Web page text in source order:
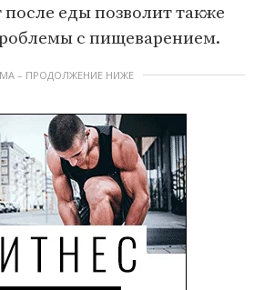
после еды позволит также
с пищеварением.
– ПРОДОЛЖЕНИЕ НИЖЕ